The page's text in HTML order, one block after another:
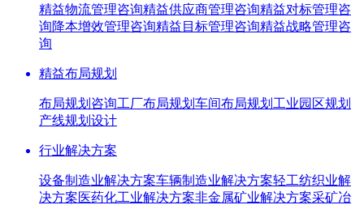
精益物流管理咨询精益供应商管理咨询精益对标管理咨
询降本增效管理咨询精益目标管理咨询精益战略管理咨
询
精益布局规划
布局规划咨询工厂布局规划 车间布局规划 工业园区规划
产线规划设计
行业解决方案
设备制造业解决方案车辆制造业解决方案轻工纺织业解
决方案医药化工业解决方案非金属矿业解决方案采矿冶